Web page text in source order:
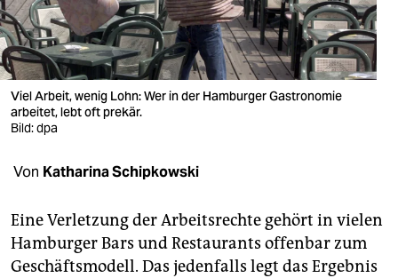
wahrheit
verlag
verlag
veranstaltungen
unterstützen
abo
Viel Arbeit, wenig Lohn: Wer in der Hamburger Gastronomie
arbeitet, lebt oft prekär.
Bild: dpa
Von Katharina Schipkowski
Eine Verletzung der Arbeitsrechte gehört in vielen
Hamburger Bars und Restaurants offenbar zum
Geschäftsmodell. Das jedenfalls legt das Ergebnis